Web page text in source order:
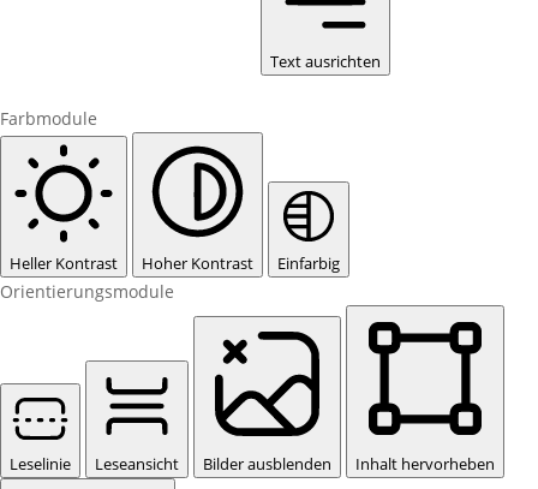
Text ausrichten
Farbmodule
Heller Kontrast Hoher Kontrast Einfarbig
Orientierungsmodule
Leselinie Leseansicht Bilder ausblenden Inhalt hervorheben